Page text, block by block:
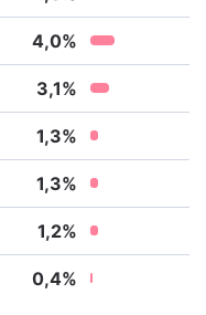
4,0%
3,1%
1,3%
1,3%
1,2%
0,4%